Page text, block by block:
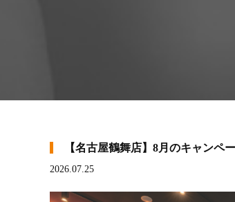
【名古屋鶴舞店】8月のキャンペ
2026.07.25